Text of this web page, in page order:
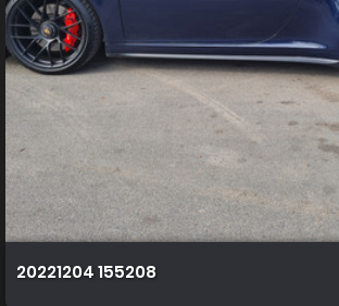
20221204 155208